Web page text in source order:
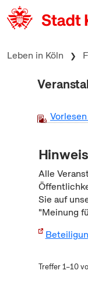
zum Inhalt springen
Leben in Köln
Alle
Sie auf
"Meinung
Treffer 1–10